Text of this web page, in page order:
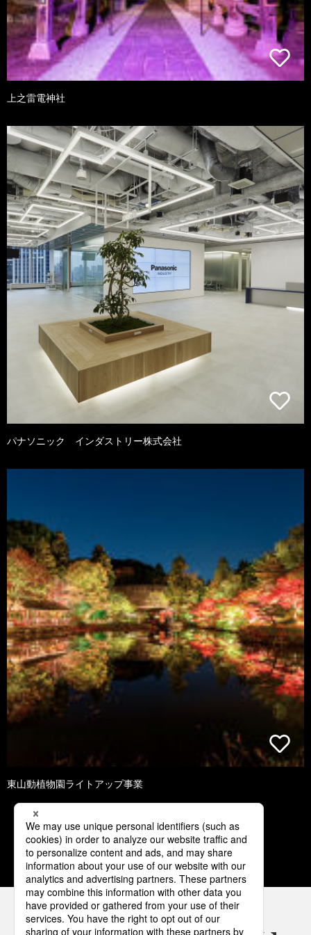
上之雷電神社
パナソニック インダストリー株式会社
東山動植物園ライトアップ事業
1 2 3 4 5
パナソニックの電気設備 SNSアカウント